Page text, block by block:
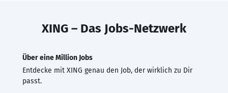
XING – Das Jobs-Netzwerk
Über eine Million Jobs
Entdecke mit XING genau den Job, der wirklich zu Dir
passt.